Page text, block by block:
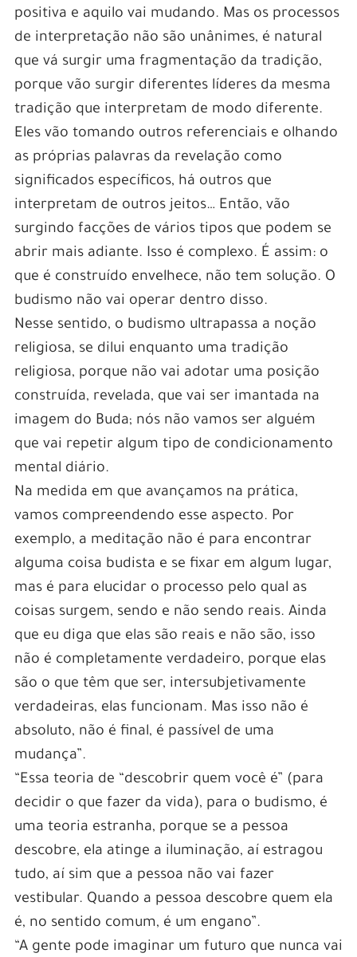
positiva e aquilo vai mudando. Mas os processos
de interpretação não são unânimes, é natural
que vá surgir uma fragmentação da tradição,
porque vão surgir diferentes líderes da mesma
tradição que interpretam de modo diferente.
Eles vão tomando outros referenciais e olhando
as próprias palavras da revelação como
significados específicos, há outros que
interpretam de outros jeitos… Então, vão
surgindo facções de vários tipos que podem se
abrir mais adiante. Isso é complexo. É assim: o
que é construído envelhece, não tem solução. O
budismo não vai operar dentro disso.
Nesse sentido, o budismo ultrapassa a noção
religiosa, se dilui enquanto uma tradição
religiosa, porque não vai adotar uma posição
construída, revelada, que vai ser imantada na
imagem do Buda; nós não vamos ser alguém
que vai repetir algum tipo de condicionamento
mental diário.
Na medida em que avançamos na prática,
vamos compreendendo esse aspecto. Por
exemplo, a meditação não é para encontrar
alguma coisa budista e se fixar em algum lugar,
mas é para elucidar o processo pelo qual as
coisas surgem, sendo e não sendo reais. Ainda
que eu diga que elas são reais e não são, isso
não é completamente verdadeiro, porque elas
são o que têm que ser, intersubjetivamente
verdadeiras, elas funcionam. Mas isso não é
absoluto, não é final, é passível de uma
mudança”.
“Essa teoria de “descobrir quem você é” (para
decidir o que fazer da vida), para o budismo, é
uma teoria estranha, porque se a pessoa
descobre, ela atinge a iluminação, aí estragou
tudo, aí sim que a pessoa não vai fazer
vestibular. Quando a pessoa descobre quem ela
é, no sentido comum, é um engano”.
“A gente pode imaginar um futuro que nunca vai